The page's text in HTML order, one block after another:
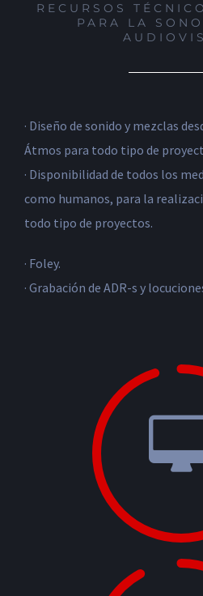
RECURSOS
PARA LA
· Diseño de sonido y mezclas
Átmos para todo tipo de
· Disponibilidad de todos los
como humanos, para la
todo tipo de proyectos.
· Foley.
· Grabación de ADR-s y